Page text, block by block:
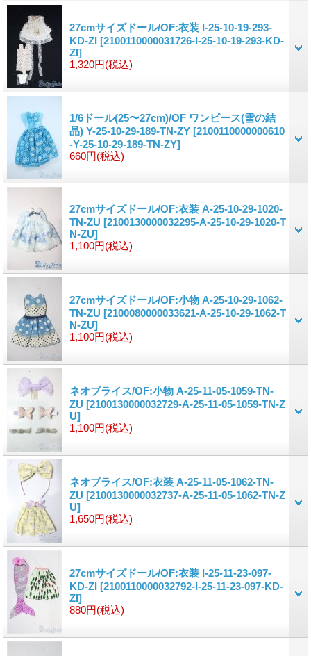
27cmサイズドール/OF:衣装 I-25-10-19-293-
KD-ZI [2100110000031726-I-25-10-19-293-KD-
ZI]
1,320円(税込)
1/6ドール(25〜27cm)/OF ワンピース(雪の結
晶) Y-25-10-29-189-TN-ZY [2100110000000610
-Y-25-10-29-189-TN-ZY]
660円(税込)
27cmサイズドール/OF:衣装 A-25-10-29-1020-
TN-ZU [2100130000032295-A-25-10-29-1020-T
N-ZU]
1,100円(税込)
27cmサイズドール/OF:小物 A-25-10-29-1062-
TN-ZU [2100080000033621-A-25-10-29-1062-T
N-ZU]
1,100円(税込)
ネオブライス/OF:小物 A-25-11-05-1059-TN-
ZU [2100130000032729-A-25-11-05-1059-TN-Z
U]
1,100円(税込)
ネオブライス/OF:衣装 A-25-11-05-1062-TN-
ZU [2100130000032737-A-25-11-05-1062-TN-Z
U]
1,650円(税込)
27cmサイズドール/OF:衣装 I-25-11-23-097-
KD-ZI [2100110000032792-I-25-11-23-097-KD-
ZI]
880円(税込)